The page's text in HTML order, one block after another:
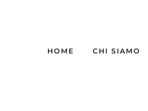
HOME CHI SIAMO